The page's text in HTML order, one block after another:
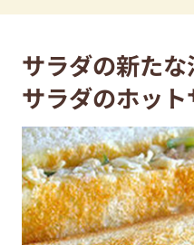
サラダの新た
サラダのホッ